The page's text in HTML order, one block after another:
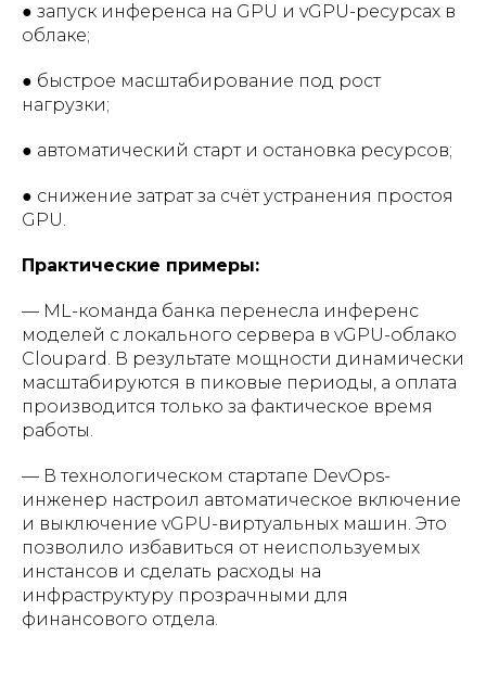
● запуск инференса на GPU и vGPU-ресурсах в
облаке;
● быстрое масштабирование под рост
нагрузки;
● автоматический старт и остановка ресурсов;
● снижение затрат за счёт устранения простоя
GPU.
Практические примеры:
— ML-команда банка перенесла инференс
моделей с локального сервера в vGPU-облако
Cloupard. В результате мощности динамически
масштабируются в пиковые периоды, а оплата
производится только за фактическое время
работы.
— В технологическом стартапе DevOps-
инженер настроил автоматическое включение
и выключение vGPU-виртуальных машин. Это
позволило избавиться от неиспользуемых
инстансов и сделать расходы на
инфраструктуру прозрачными для
финансового отдела.